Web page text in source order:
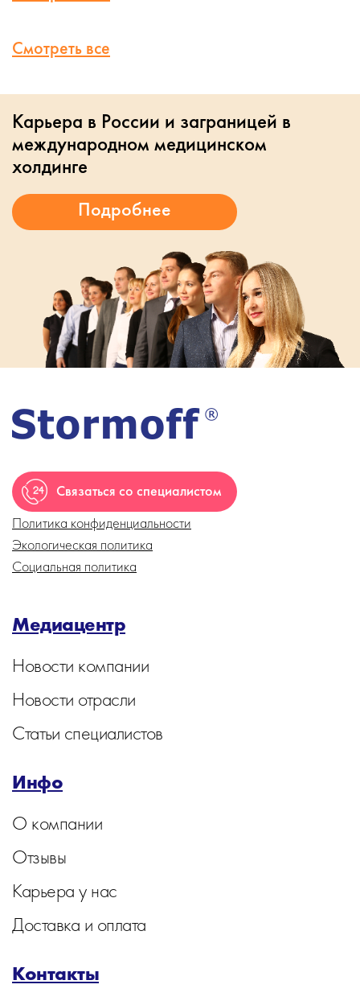
Смотреть все
Карьера в России и заграницей в
международном медицинском
холдинге
Связаться со специалистом
Политика конфиденциальности
Экологическая политика
Социальная политика
Медиацентр
Новости компании
Новости отрасли
Статьи специалистов
Инфо
О компании
Отзывы
Карьера у нас
Доставка и оплата
Контакты